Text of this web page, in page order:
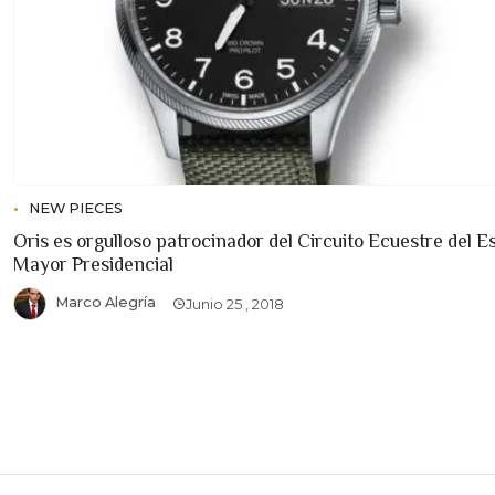
NEW PIECES
Oris es orgulloso patrocinador del Circuito Ecuestre del
Mayor Presidencial
Marco Alegría Junio 25 , 2018